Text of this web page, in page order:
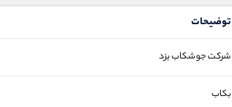
توضیحات
شرکت جوشکاب یزد
بکاب